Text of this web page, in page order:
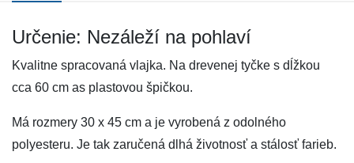
Určenie: Nezáleží na pohlaví
Kvalitne spracovaná vlajka. Na drevenej tyčke s dĺžkou
cca 60 cm as plastovou špičkou.
Má rozmery 30 x 45 cm a je vyrobená z odolného
polyesteru. Je tak zaručená dlhá životnosť a stálosť farieb.